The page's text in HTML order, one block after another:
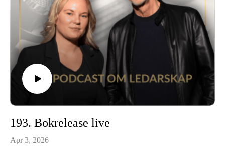
193. Bokrelease live
Apr 3, 2026